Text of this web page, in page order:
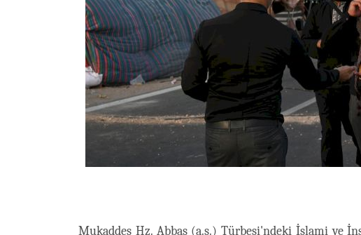
Mukaddes Hz. Abbas (a.s.) Türbesi'ndeki İslami ve